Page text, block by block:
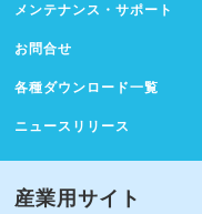
メンテナンス・サポート
お問合せ
各種ダウンロード一覧
ニュースリリース
産業用サイト